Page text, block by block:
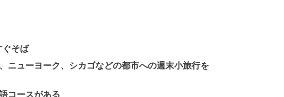
ぐそば
ニューヨーク、シカゴなどの都市への週末小旅行を
コースがある